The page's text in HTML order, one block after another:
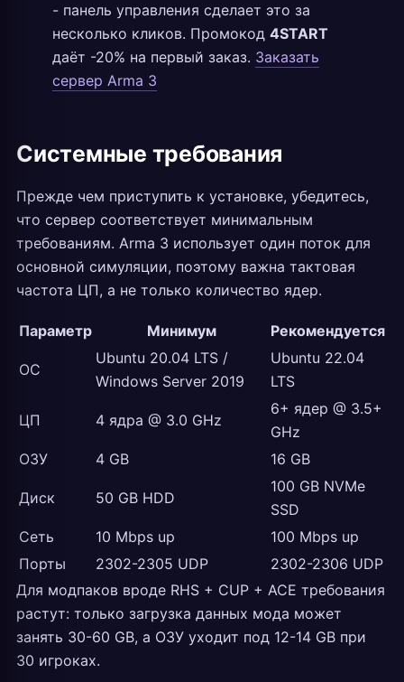
- панель управления сделает это за
несколько кликов. Промокод 4START
даёт -20% на первый заказ. Заказать
сервер Arma 3
Системные требования
Прежде чем приступить к установке, убедитесь,
что сервер соответствует минимальным
требованиям. Arma 3 использует один поток для
основной симуляции, поэтому важна тактовая
частота ЦП, а не только количество ядер.
Параметр Минимум Рекомендуется
ОС
Ubuntu 20.04 LTS /
Windows Server 2019
Ubuntu 22.04
LTS
ЦП 4 ядра @ 3.0 GHz
6+ ядер @ 3.5+
GHz
ОЗУ
4 GB 16 GB
Диск 50 GB HDD
100 GB NVMe
SSD
Сеть
10 Mbps up
100 Mbps up
Порты
2302-2305 UDP
2302-2306 UDP
Для модпаков вроде RHS + CUP + ACE требования
растут: только загрузка данных мода может
занять 30-60 GB, а ОЗУ уходит под 12-14 GB при
30 игроках.